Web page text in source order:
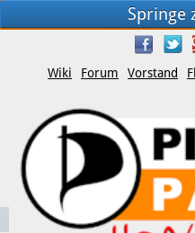
Springe
Wiki Forum Vorstand